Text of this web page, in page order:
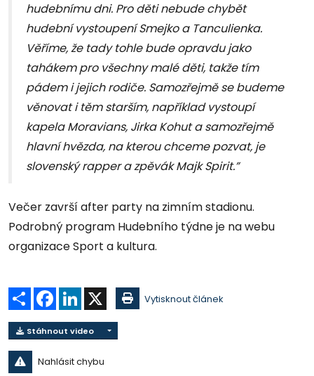
hudebnímu dni. Pro děti nebude chybět
hudební vystoupení Smejko a Tanculienka.
Věříme, že tady tohle bude opravdu jako
tahákem pro všechny malé děti, takže tím
pádem i jejich rodiče. Samozřejmě se budeme
věnovat i těm starším, například vystoupí
kapela Moravians, Jirka Kohut a samozřejmě
hlavní hvězda, na kterou chceme pozvat, je
slovenský rapper a zpěvák Majk Spirit.”
Večer završí after party na zimním stadionu.
Podrobný program Hudebního týdne je na webu
organizace Sport a kultura.
Sdílet Facebook
LinkedIn Vytisknout článek
Stáhnout video
Nahlásit chybu